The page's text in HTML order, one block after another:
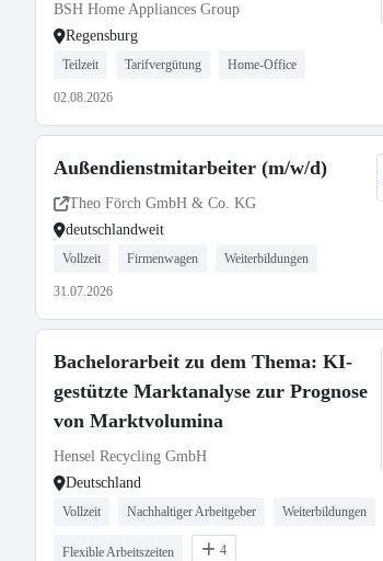
BSH Home Appliances Group
Regensburg
Teilzeit Tarifvergütung Home-Office
02.08.2026
Außendienstmitarbeiter (m/w/d)
Theo Förch GmbH & Co. KG
deutschlandweit
Vollzeit Firmenwagen Weiterbildungen
31.07.2026
Bachelorarbeit zu dem Thema: KI-
gestützte Marktanalyse zur Prognose
von Marktvolumina
Hensel Recycling GmbH
Deutschland
Vollzeit Nachhaltiger Arbeitgeber Weiterbildungen
Flexible Arbeitszeiten 4